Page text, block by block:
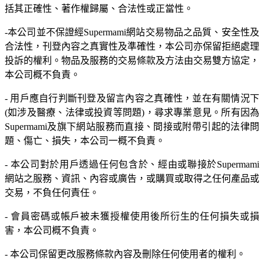
括其正確性、著作權歸屬、合法性或正當性。
-本公司並不保證經Supermami網站交易物品之品質、安全性及
合法性，刊登內容之真實性及準確性，本公司亦保留拒絕處理
投訴的權利。物品及服務的交易條款及方法由交易雙方協定，
本公司概不負責。
- 用戶應自行判斷刊登及留言內容之真確性，並在有關情況下
(如涉及醫療、法律或投資等問題)，尋求專業意見。所有因為
Supermami及旗下網站服務而直接、間接或附帶引起的法律問
題、傷亡、損失，本公司一概不負責。
- 本公司對於用戶透過任何包含於、經由或聯接於Supermami
網站之服務、資訊、內容或廣告，或購買或取得之任何產品或
交易，不負任何責任。
- 會員密碼或帳戶被未獲授權使用後所衍生的任何損失或損
害，本公司概不負責。
- 本公司保留更改服務條款內容及刪除任何使用者的權利。